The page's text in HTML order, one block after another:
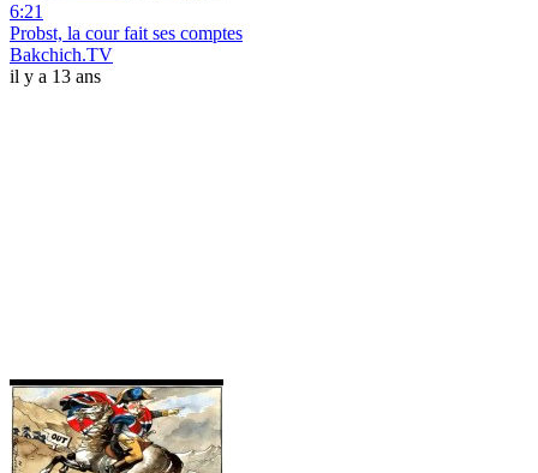
6:21
Probst, la cour fait ses comptes
Bakchich.TV
il y a 13 ans